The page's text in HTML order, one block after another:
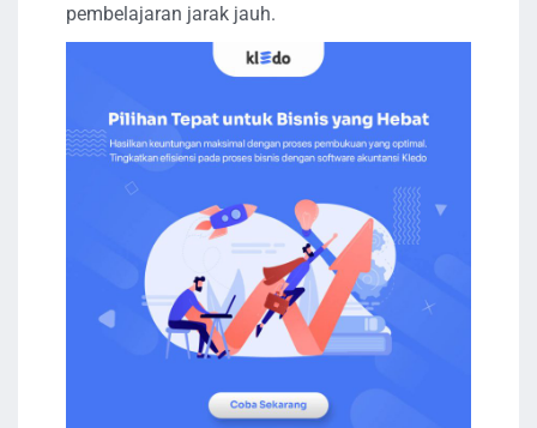
pembelajaran jarak jauh.